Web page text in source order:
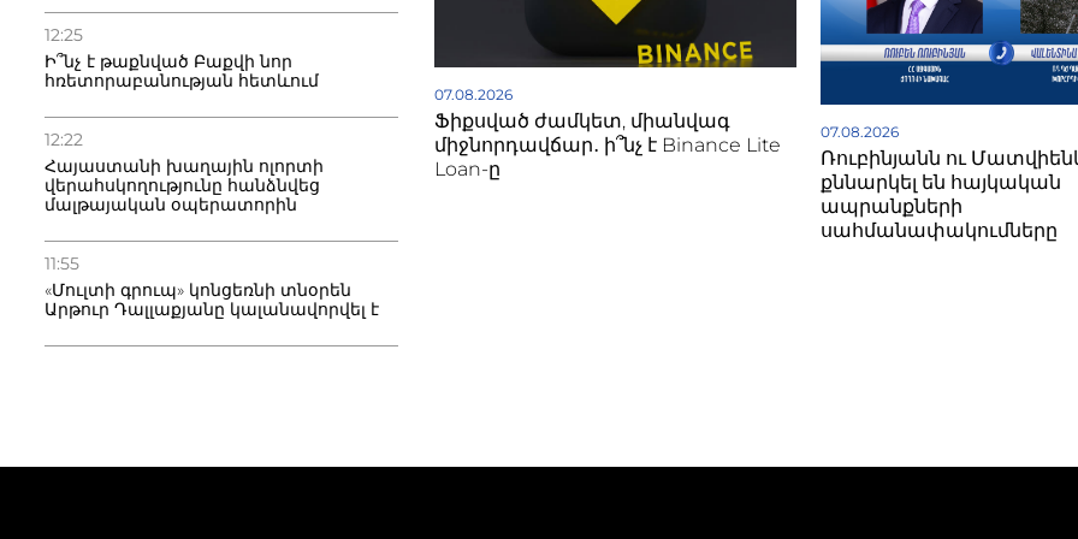
12:25
Ի՞նչ է թաքնված Բաքվի նոր
հռետորաբանության հետևում
12:22
Հայաստանի խաղային ոլորտի
վերահսկողությունը հանձնվեց
մալթայական օպերատորին
11:55
«Մուլտի գրուպ» կոնցեռնի տնօրեն
Արթուր Դալլաքյանը կալանավորվել է
07.08.2026
Ֆիքսված ժամկետ, միանվագ
միջնորդավճար․ ի՞նչ է Binance Lite
Loan-ը
07.08.2026
Ռուբինյանն ու
քննարկել են հայկական
ապրանքների
սահմանափակումները